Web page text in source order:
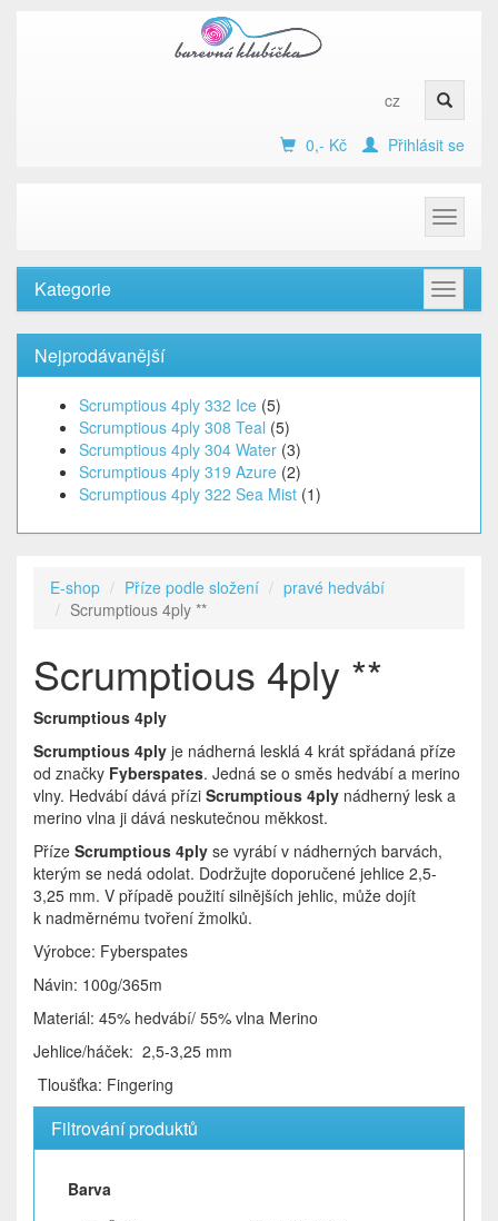
cz
0,- Kč Přihlásit se
Toggle
Toggle
Kategorie
Nejprodávanější
Scrumptious 4ply 332 Ice (5)
Scrumptious 4ply 308 Teal (5)
Scrumptious 4ply 304 Water (3)
Scrumptious 4ply 319 Azure (2)
Scrumptious 4ply 322 Sea Mist (1)
E-shop Příze podle složení
pravé hedvábí
Scrumptious 4ply **
Scrumptious 4ply **
Scrumptious 4ply
Scrumptious 4ply je nádherná lesklá 4 krát spřádaná příze
od značky Fyberspates. Jedná se o směs hedvábí a merino
vlny. Hedvábí dává přízi Scrumptious 4ply nádherný lesk a
merino vlna ji dává neskutečnou měkkost.
Příze Scrumptious 4ply se vyrábí v nádherných barvách,
kterým se nedá odolat. Dodržujte doporučené jehlice 2,5-
3,25 mm. V případě použití silnějších jehlic, může dojít
k nadměrnému tvoření žmolků.
Výrobce: Fyberspates
Návin: 100g/365m
Materiál: 45% hedvábí/ 55% vlna Merino
Jehlice/háček: 2,5-3,25 mm
Tloušťka: Fingering
Filtrování produktů
Barva